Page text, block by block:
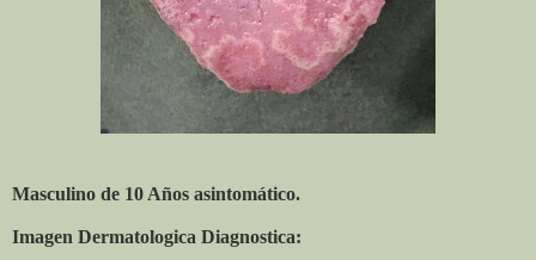
Masculino de 10 Años asintomático.
Imagen Dermatologica Diagnostica: